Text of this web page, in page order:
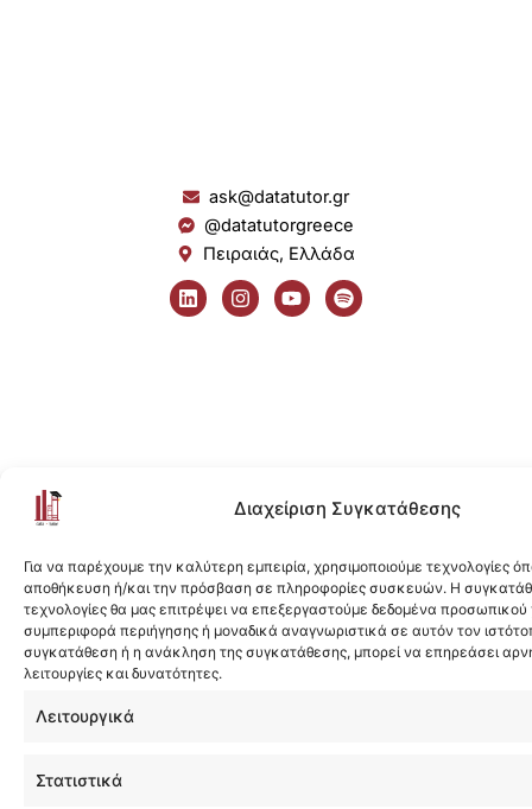
Διαχείριση Συγκατάθεσης
Για να παρέχουμε την καλύτερη εμπειρία, χρησιμοποιούμε τεχνολογίες
αποθήκευση ή/και την πρόσβαση σε πληροφορίες συσκευών. Η
τεχνολογίες θα μας επιτρέψει να επεξεργαστούμε δεδομένα
συμπεριφορά περιήγησης ή μοναδικά αναγνωριστικά σε αυτόν τον
συγκατάθεση ή η ανάκληση της συγκατάθεσης, μπορεί να επηρεάσει
λειτουργίες και δυνατότητες.
Λειτουργικά
Στατιστικά
ask@datatutor.gr
@datatutorgreece
Πειραιάς, Ελλάδα
L
i
n
I
n
s
Y
o
u
S
p
o